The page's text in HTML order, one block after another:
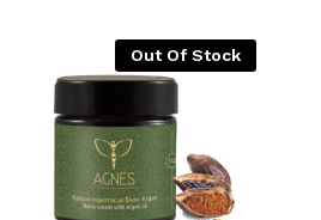
Out Of Stock